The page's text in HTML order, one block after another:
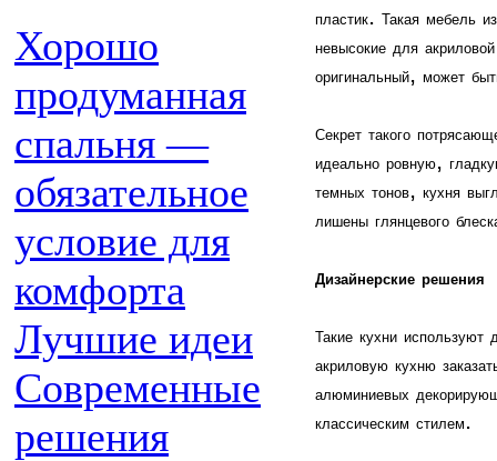
Хорошо
продуманная
спальня —
обязательное
условие для
комфорта
Лучшие идеи
Современные
решения
пластик. Такая мебель
невысокие для акриловой
оригинальный, может
Секрет такого
идеально ровную,
темных тонов, кухня
лишены глянцевого
Дизайнерские решения
Такие кухни используют
акриловую кухню
алюминиевых
классическим стилем .